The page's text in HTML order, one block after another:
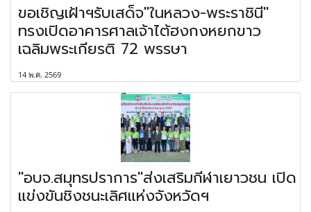
ขอเชิญเฝ้าฯรับเสด็จ"ในหลวง-พระราชินี"
ทรงเปิดอาคารศาลเจ้าไต้ฮงกงหยกขาว
เฉลิมพระเกียรติ 72 พรรษา
14 พ.ค. 2569
"อบจ.สมุทรปราการ"ส่งเสริมกีฬาเยาวชน เปิด
แข่งขันชิงชนะเลิศแห่งจังหวัดฯ